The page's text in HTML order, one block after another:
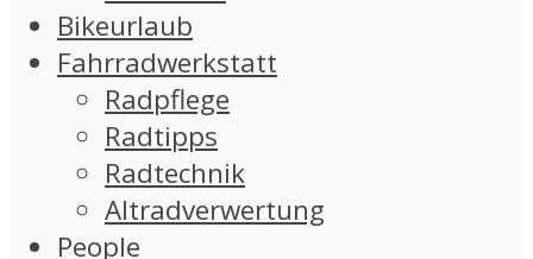
Bikeurlaub
Fahrradwerkstatt
Radpflege
Radtipps
Radtechnik
Altradverwertung
People